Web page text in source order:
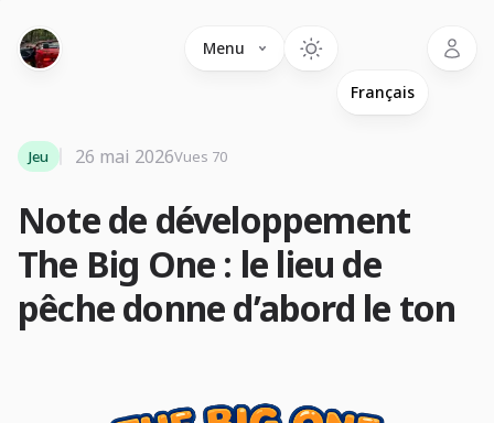
Menu
Note de développement
The Big One : le lieu de
pêche donne d’abord le ton
Jeu 26 mai 2026Vues 70